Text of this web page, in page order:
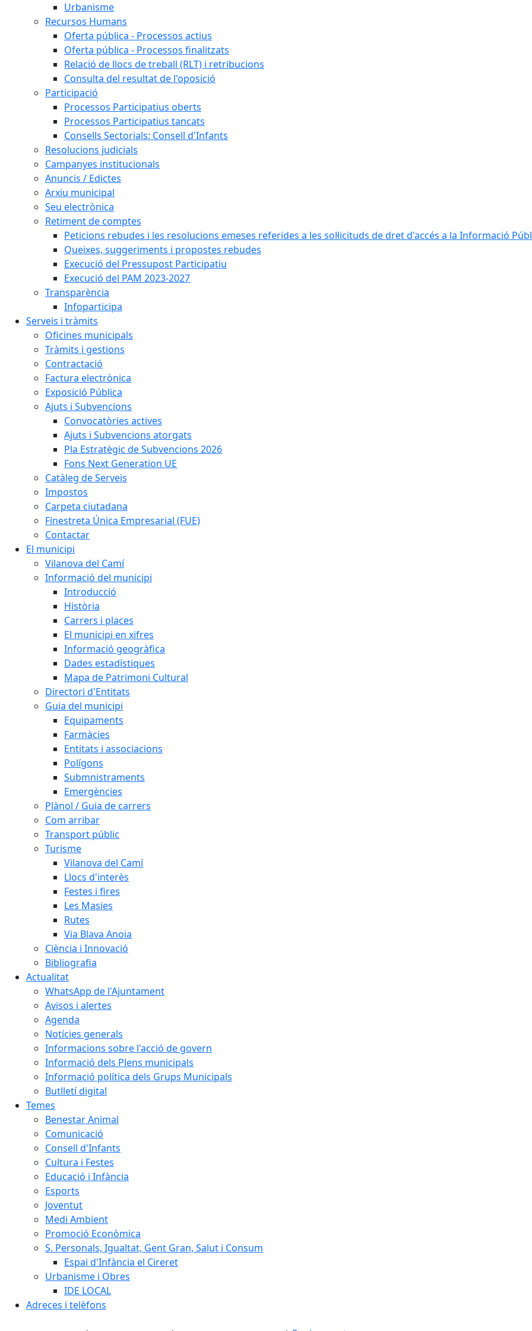
Urbanisme
Recursos Humans
Oferta pública - Processos actius
Oferta pública - Processos finalitzats
Relació de llocs de treball (RLT) i retribucions
Consulta del resultat de l'oposició
Participació
Processos Participatius oberts
Processos Participatius tancats
Consells Sectorials: Consell d'Infants
Resolucions judicials
Campanyes institucionals
Anuncis / Edictes
Arxiu municipal
Seu electrònica
Retiment de comptes
Peticions rebudes i les resolucions emeses referides a les sol·licituds de dret d'accés a la Informació
Queixes, suggeriments i propostes rebudes
Execució del Pressupost Participatiu
Execució del PAM 2023-2027
Transparència
Infoparticipa
Serveis i tràmits
Oficines municipals
Tràmits i gestions
Contractació
Factura electrònica
Exposició Pública
Ajuts i Subvencions
Convocatòries actives
Ajuts i Subvencions atorgats
Pla Estratègic de Subvencions 2026
Fons Next Generation UE
Catàleg de Serveis
Impostos
Carpeta ciutadana
Finestreta Única Empresarial (FUE)
Contactar
El municipi
Vilanova del Camí
Informació del municipi
Introducció
Història
Carrers i places
El municipi en xifres
Informació geogràfica
Dades estadístiques
Mapa de Patrimoni Cultural
Directori d'Entitats
Guia del municipi
Equipaments
Farmàcies
Entitats i associacions
Polígons
Submnistraments
Emergències
Plànol / Guia de carrers
Com arribar
Transport públic
Turisme
Vilanova del Camí
Llocs d'interès
Festes i fires
Les Masies
Rutes
Via Blava Anoia
Ciència i Innovació
Bibliografia
Actualitat
WhatsApp de l'Ajuntament
Avisos i alertes
Agenda
Notícies generals
Informacions sobre l'acció de govern
Informació dels Plens municipals
Informació política dels Grups Municipals
Butlletí digital
Temes
Benestar Animal
Comunicació
Consell d'Infants
Cultura i Festes
Educació i Infància
Esports
Joventut
Medi Ambient
Promoció Econòmica
S. Personals, Igualtat, Gent Gran, Salut i Consum
Espai d'Infància el Cireret
Urbanisme i Obres
IDE LOCAL
Adreces i telèfons